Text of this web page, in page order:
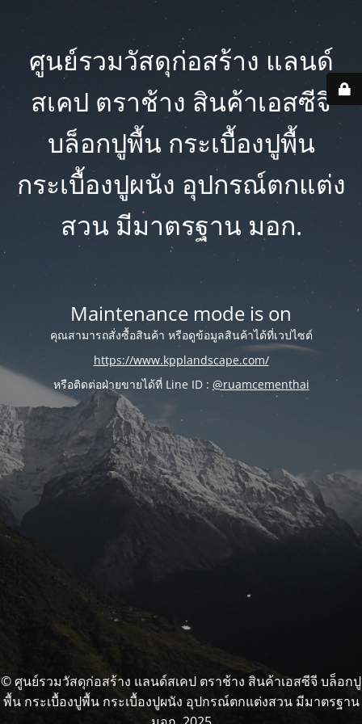
ศูนย์รวมวัสดุก่อสร้าง แลนด์
สเคป ตราช้าง สินค้าเอสซีจี
บล็อกปูพื้น กระเบื้องปูพื้น
กระเบื้องปูผนัง อุปกรณ์ตกแต่ง
สวน มีมาตรฐาน มอก.
Maintenance mode is on
คุณสามารถสั่งซื้อสินค้า หรือดูข้อมูลสินค้าได้ที่เวปไซต์
https://www.kpplandscape.com/
หรือติดต่อฝ่ายขายได้ที่ Line ID : @ruamcementhai
© ศูนย์รวมวัสดุก่อสร้าง แลนด์สเคป ตราช้าง สินค้าเอสซีจี บล็อกปู
พื้น กระเบื้องปูพื้น กระเบื้องปูผนัง อุปกรณ์ตกแต่งสวน มีมาตรฐาน